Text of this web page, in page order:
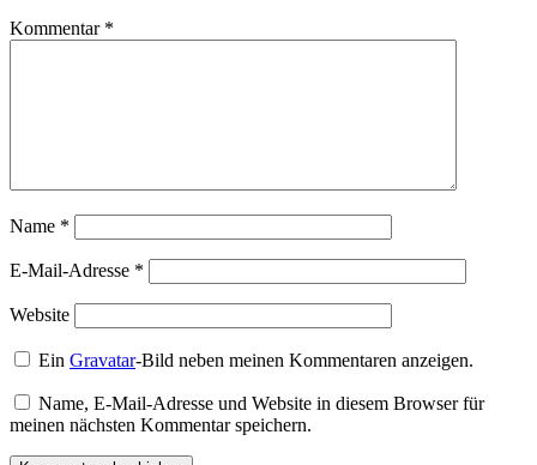
Kommentar *
Name *
E-Mail-Adresse *
Website
EinGravatar-Bild neben meinen Kommentaren anzeigen.
Name, E-Mail-Adresse und Website in diesem Browser für
meinen nächsten Kommentar speichern.